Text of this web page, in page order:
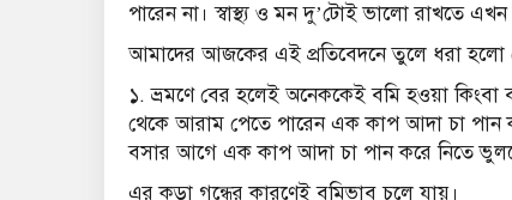
পারেন না। স্বাস্থ্য ও মন দু’টোই ভালো রাখতে
আমাদের আজকের এই প্রতিবেদনে তুলে ধরা হলো
১. ভ্রমণে বের হলেই অনেককেই বমি হওয়া
থেকে আরাম পেতে পারেন এক কাপ আদা চা পান
বসার আগে এক কাপ আদা চা পান করে নিতে
এর কড়া গন্ধের কারণেই বমিভাব চলে যায়।